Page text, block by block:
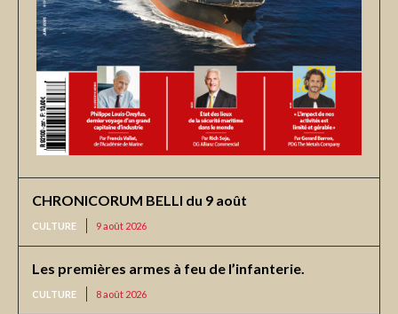
CHRONICORUM BELLI du 9 août
CULTURE 9 août 2026
Les premières armes à feu de l’infanterie.
CULTURE 8 août 2026